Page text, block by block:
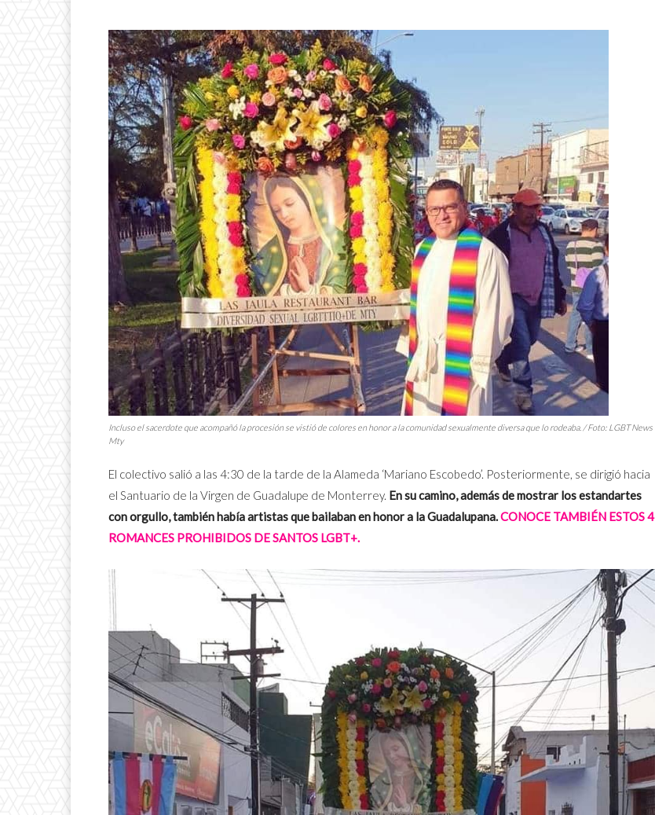
Incluso el sacerdote que acompañó la procesión se vistió de colores en honor a la comunidad sexualmente diversa que lo rodeaba. / Foto: LGBT News
Mty
El colectivo salió a las 4:30 de la tarde de la Alameda ‘Mariano Escobedo’. Posteriormente, se dirigió hacia
el Santuario de la Virgen de Guadalupe de Monterrey. En su camino, además de mostrar los estandartes
con orgullo, también había artistas que bailaban en honor a la Guadalupana.CONOCE TAMBIÉN ESTOS 4
ROMANCES PROHIBIDOS DE SANTOS LGBT+.